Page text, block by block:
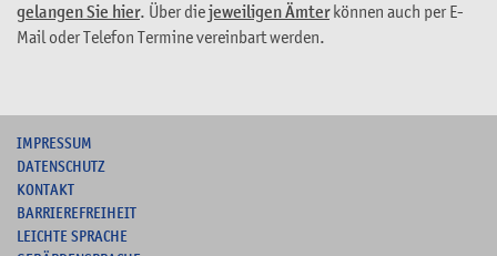
gelangen Sie hier. Über diejeweiligen Ämterkönnen auch per E-
Mail oder Telefon Termine vereinbart werden.
IMPRESSUM
DATENSCHUTZ
KONTAKT
BARRIEREFREIHEIT
LEICHTE SPRACHE